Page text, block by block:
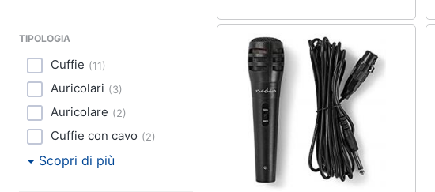
TIPOLOGIA
Cuffie (11)
Auricolari (3)
Auricolare (2)
Cuffie con cavo (2)
Scopri di più